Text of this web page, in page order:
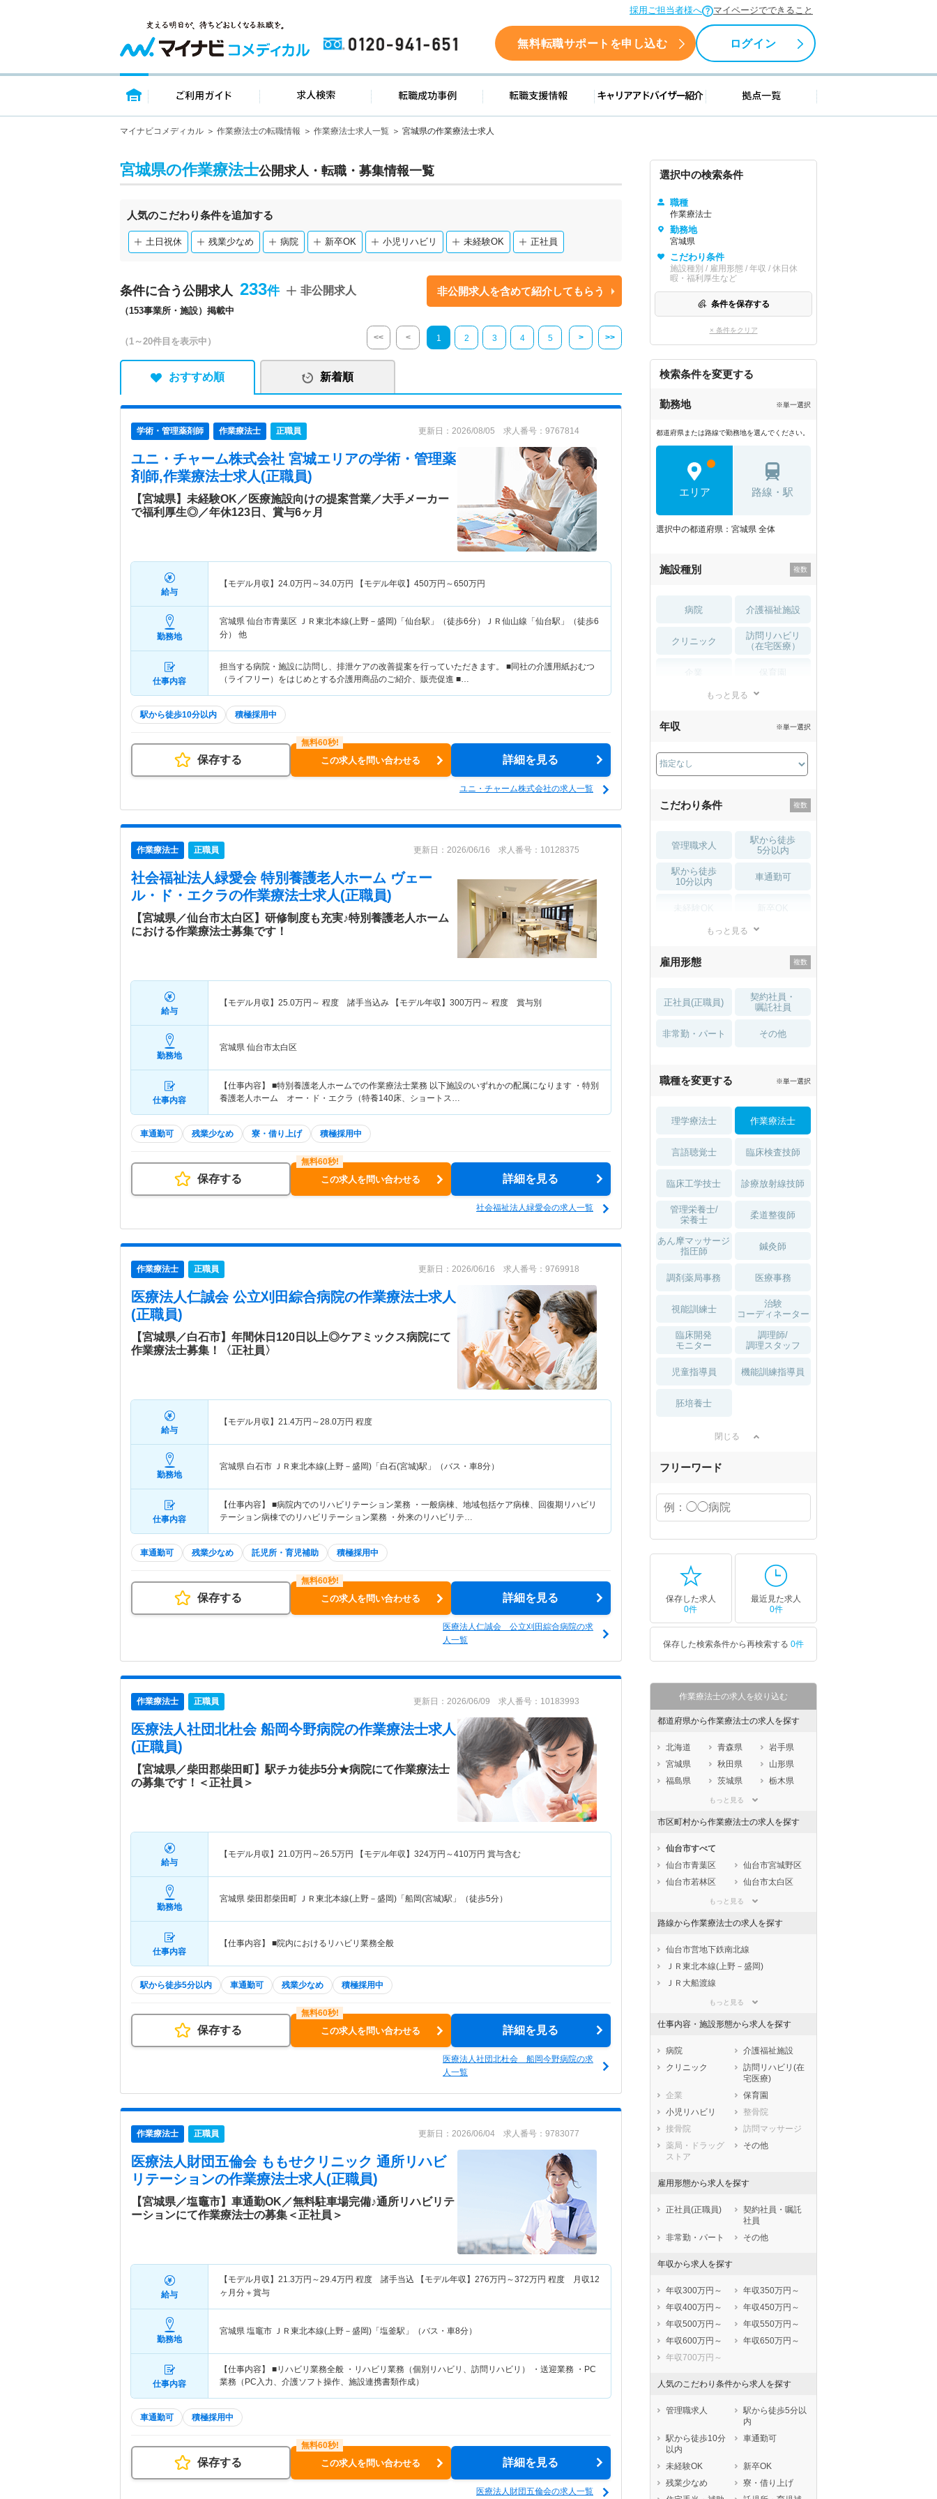
採用ご担当者様へ マイページでできること
0120-941-651 無料転職サポートを申し込む ログイン
トップページ ご利用ガイド 求人検索 転職成功事例 転職支援情報 キャリアアドバイザー紹介 拠点一覧
マイナビコメディカル 作業療法士の転職情報 作業療法士求人一覧 宮城県の作業療法士求人
宮城県の作業療法士公開求人・転職・募集情報一覧
人気のこだわり条件を追加する
土日祝休 残業少なめ 病院 新卒OK 小児リハビリ 未経験OK 正社員
条件に合う公開求人 233
（153事業所・施設）掲載中
非公開求人 非公開求人を含めて紹介してもらう
（1～20件目を表示中） << < 1 2 3 4 5 > >>
おすすめ順 新着順
学術・管理薬剤師 作業療法士 正職員 更新日：2026/08/05 求人番号：9767814
ユニ・チャーム株式会社 宮城エリアの学術・管理薬
剤師,作業療法士求人(正職員)
【宮城県】未経験OK／医療施設向けの提案営業／大手メーカー
で福利厚生◎／年休123日、賞与6ヶ月
給与
【モデル月収】 24.0万円～34.0万円 【モデル年収】 450万円～650万円
勤務地
宮城県 仙台市青葉区 ＪＲ東北本線(上野－盛岡)「仙台駅」（徒歩6分）ＪＲ仙山線「仙台駅」（徒歩6
分） 他
仕事内容
担当する病院・施設に訪問し、排泄ケアの改善提案を行っていただきます。 ■同社の介護用紙おむつ
（ライフリー）をはじめとする介護用商品のご紹介、販売促進 ■…
駅から徒歩10分以内 積極採用中
保存する この求人を問い合わせる 詳細を見る
ユニ・チャーム株式会社の求人一覧
作業療法士 正職員 更新日：2026/06/16 求人番号：10128375
社会福祉法人緑愛会 特別養護老人ホーム ヴェー
ル・ド・エクラの作業療法士求人(正職員)
【宮城県／仙台市太白区】研修制度も充実♪特別養護老人ホーム
における作業療法士募集です！
給与
【モデル月収】 25.0万円～ 程度 諸手当込み 【モデル年収】 300万円～ 程度 賞与別
勤務地
宮城県 仙台市太白区
仕事内容
【仕事内容】 ■特別養護老人ホームでの作業療法士業務 以下施設のいずれかの配属になります ・特別
養護老人ホーム オー・ド・エクラ（特養140床、ショートス…
車通勤可 残業少なめ 寮・借り上げ 積極採用中
保存する この求人を問い合わせる 詳細を見る
社会福祉法人緑愛会の求人一覧
作業療法士 正職員 更新日：2026/06/16 求人番号：9769918
医療法人仁誠会 公立刈田綜合病院の作業療法士求人
(正職員)
【宮城県／白石市】年間休日120日以上◎ケアミックス病院にて
作業療法士募集！〈正社員〉
給与
【モデル月収】 21.4万円～28.0万円 程度
勤務地
宮城県 白石市 ＪＲ東北本線(上野－盛岡)「白石(宮城)駅」（バス・車8分）
仕事内容
【仕事内容】 ■病院内でのリハビリテーション業務 ・一般病棟、地域包括ケア病棟、回復期リハビリ
テーション病棟でのリハビリテーション業務 ・外来のリハビリテ…
車通勤可 残業少なめ 託児所・育児補助 積極採用中
保存する この求人を問い合わせる 詳細を見る
医療法人仁誠会 公立刈田綜合病院の求
人一覧
作業療法士 正職員 更新日：2026/06/09 求人番号：10183993
医療法人社団北杜会 船岡今野病院の作業療法士求人
(正職員)
【宮城県／柴田郡柴田町】駅チカ徒歩5分★病院にて作業療法士
の募集です！＜正社員＞
給与
【モデル月収】 21.0万円～26.5万円 【モデル年収】 324万円～410万円 賞与含む
勤務地
宮城県 柴田郡柴田町 ＪＲ東北本線(上野－盛岡)「船岡(宮城)駅」（徒歩5分）
仕事内容
【仕事内容】 ■院内におけるリハビリ業務全般
駅から徒歩5分以内 車通勤可 残業少なめ 積極採用中
保存する この求人を問い合わせる 詳細を見る
医療法人社団北杜会 船岡今野病院の求
人一覧
作業療法士 正職員 更新日：2026/06/04 求人番号：9783077
医療法人財団五倫会 ももせクリニック 通所リハビ
リテーションの作業療法士求人(正職員)
【宮城県／塩竈市】車通勤OK／無料駐車場完備♪通所リハビリテ
ーションにて作業療法士の募集＜正社員＞
給与
【モデル月収】 21.3万円～29.4万円 程度 諸手当込 【モデル年収】 276万円～372万円 程度 月収12
ヶ月分＋賞与
勤務地
宮城県 塩竈市 ＪＲ東北本線(上野－盛岡)「塩釜駅」（バス・車8分）
仕事内容
【仕事内容】 ■リハビリ業務全般 ・リハビリ業務（個別リハビリ、訪問リハビリ） ・送迎業務 ・PC
業務（PC入力、介護ソフト操作、施設連携書類作成）
車通勤可 積極採用中
保存する この求人を問い合わせる 詳細を見る
医療法人財団五倫会の求人一覧
選択中の検索条件
職種
作業療法士
勤務地
宮城県
こだわり条件
施設種別 / 雇用形態 / 年収 / 休日休
暇・福利厚生など
条件を保存する
× 条件をクリア
検索条件を変更する
勤務地 ※単一選択
都道府県または路線で勤務地を選んでください。
エリア 路線・駅
選択中の都道府県：宮城県 全体
施設種別
病院 介護福祉施設
クリニック
訪問リハビリ
（在宅医療）
薬局・
もっと見る
年収 ※単一選択
こだわり条件
管理職求人
駅から徒歩
5分以内
駅から徒歩
10分以内
車通勤可
住宅手当・補助
土日祝休 無資格 OK
積極採用中 WEB面接OK
もっと見る
雇用形態
正社員(正職員)
契約社員・
嘱託社員
非常勤・パート その他
職種を変更する ※単一選択
理学療法士 作業療法士
言語聴覚士 臨床検査技師
臨床工学技士 診療放射線技師
管理栄養士/
栄養士
柔道整復師
あん摩マッサージ
指圧師
鍼灸師
調剤薬局事務 医療事務
視能訓練士
治験
コーディネーター
臨床開発
モニター
調理師/
調理スタッフ
児童指導員 機能訓練指導員
胚培養士
閉じる
フリーワード
保存した求人
0件
最近見た求人
0件
保存した検索条件から再検索する 0件
作業療法士の求人を絞り込む
都道府県から作業療法士の求人を探す
北海道 青森県
岩手県
宮城県
秋田県
山形県
福島県
茨城県
栃木県
埼玉県
石川県
静岡県
愛知県
三重県
滋賀県
京都府
大阪府
奈良県
香川県
愛媛県
福岡県
佐賀県
熊本県
沖縄県
もっと見る
市区町村から作業療法士の求人を探す
仙台市すべて
仙台市青葉区
仙台市宮城野区
仙台市若林区
仙台市太白区
気仙沼市
白石市
名取市
角田市
多賀城市
栗原市
刈田郡七ヶ宿町
柴田郡大河原町
柴田郡村田町
柴田郡柴田町
伊具郡丸森町
亘理郡亘理町
亘理郡山元町
宮城郡松島町
宮城郡七ヶ浜町
宮城郡利府町
黒川郡大和町
黒川郡大郷町
黒川郡大衡村
遠田郡涌谷町
遠田郡美里町
もっと見る
路線から作業療法士の求人を探す
仙台市営地下鉄南北線
ＪＲ東北本線(上野－盛岡)
ＪＲ大船渡線
ＪＲ石巻線
ＪＲ気仙沼線
ＪＲ常磐線(上野－仙台)
阿武隈急行
仙台空港アクセス線
仙台市営地下鉄東西線
もっと見る
仕事内容・施設形態から求人を探す
病院
介護福祉施設
クリニック
訪問リハビリ(在
宅医療)
企業
保育園
小児リハビリ
整骨院
接骨院
訪問マッサージ
薬局・ドラッグ
ストア
その他
雇用形態から求人を探す
正社員(正職員)
契約社員・嘱託
社員
非常勤・パート
その他
年収から求人を探す
年収300万円～
年収350万円～
年収400万円～
年収450万円～
年収500万円～
年収550万円～
年収600万円～
年収650万円～
年収700万円～
人気のこだわり条件から求人を探す
管理職求人
駅から徒歩5分以
内
駅から徒歩10分
以内
車通勤可
未経験OK
新卒OK
残業少なめ
寮・借り上げ